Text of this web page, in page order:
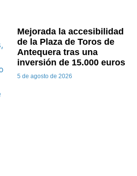
Mejorada la accesibilidad
de la Plaza de Toros de
Antequera tras una
inversión de 15.000 euros
5 de agosto de 2026